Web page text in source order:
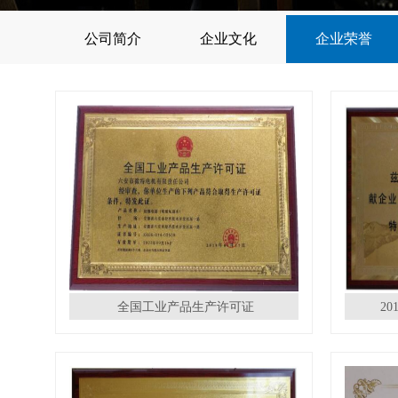
公司简介 企业文化 企业荣誉
全国工业产品生产许可证